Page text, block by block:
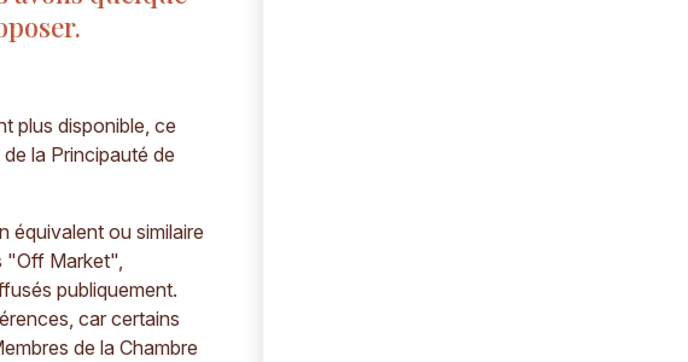
plus disponible, ce
la Principauté de
équivalent ou similaire
"Off Market",
publiquement.
car certains
de la Chambre